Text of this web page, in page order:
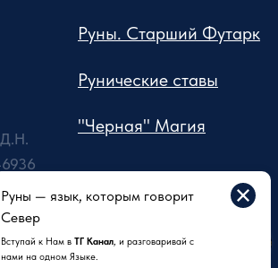
Руны — язык, которым говорит
Север
Вступай к Нам в ТГ Канал, и разговаривай с
нами на одном Языке.